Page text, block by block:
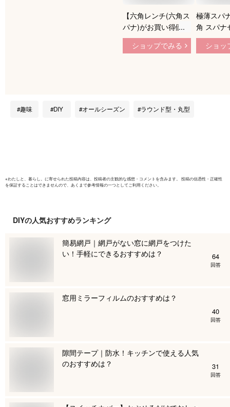
【六角レンチ(六角ス
パナ)がお買い得価
格】TRUSCO 薄型
オフセットレンチセ
ショップでみる
極薄スパ
角 スパナ
本組 ショ
シングル
ショッ
趣味 DIY オールシーズン ラウンド型・丸型
※わたしと、暮らし。 に寄せられた投稿内容は、投稿者の主観的な感想・コメントを含みます。 投稿の信憑性・正確性
を保証することはできませんので、あくまで参考情報の一つとしてご利用ください。
DIYの人気おすすめランキング
簡易網戸｜網戸がない窓に網戸をつけた
い！手軽にできるおすすめは？
64
回答
窓用ミラーフィルムのおすすめは？
40
回答
隙間テープ｜防水！キッチンで使える人気
のおすすめは？
31
回答